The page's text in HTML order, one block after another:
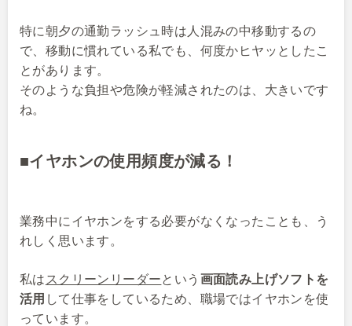
特に朝夕の通勤ラッシュ時は人混みの中移動するの
で、移動に慣れている私でも、何度かヒヤッとしたこ
とがあります。
そのような負担や危険が軽減されたのは、大きいです
ね。
■イヤホンの使用頻度が減る！
業務中にイヤホンをする必要がなくなったことも、う
れしく思います。
私は スクリーンリーダーという 画面読み上げソフトを
活用 して仕事をしているため、職場ではイヤホンを使
っています。